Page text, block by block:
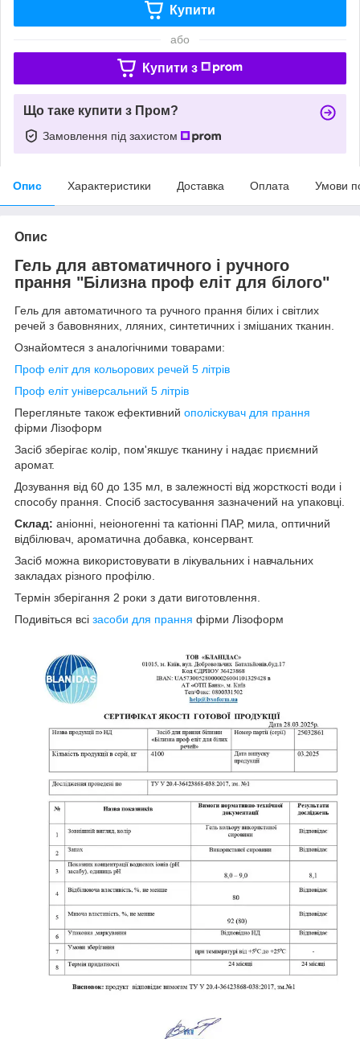
Купити
або
Купити з
Що таке купити з Пром?
Замовлення під захистом
Опис Характеристики Доставка Оплата Умови
Опис
Гель для автоматичного і ручного
прання "Білизна проф еліт для білого"
Гель для автоматичного та ручного прання білих і світлих
речей з бавовняних, лляних, синтетичних і змішаних тканин.
Ознайомтеся з аналогічними товарами:
Проф еліт для кольорових речей 5 літрів
Проф еліт універсальний 5 літрів
Перегляньте також ефективний ополіскувач для прання
фірми Лізоформ
Засіб зберігає колір, пом'якшує тканину і надає приємний
аромат.
Дозування від 60 до 135 мл, в залежності від жорсткості води і
способу прання. Спосіб застосування зазначений на упаковці.
Склад: аніонні, неіоногенні та катіонні ПАР, мила, оптичний
відбілювач, ароматична добавка, консервант.
Засіб можна використовувати в лікувальних і навчальних
закладах різного профілю.
Термін зберігання 2 роки з дати виготовлення.
Подивіться всі засоби для прання фірми Лізоформ